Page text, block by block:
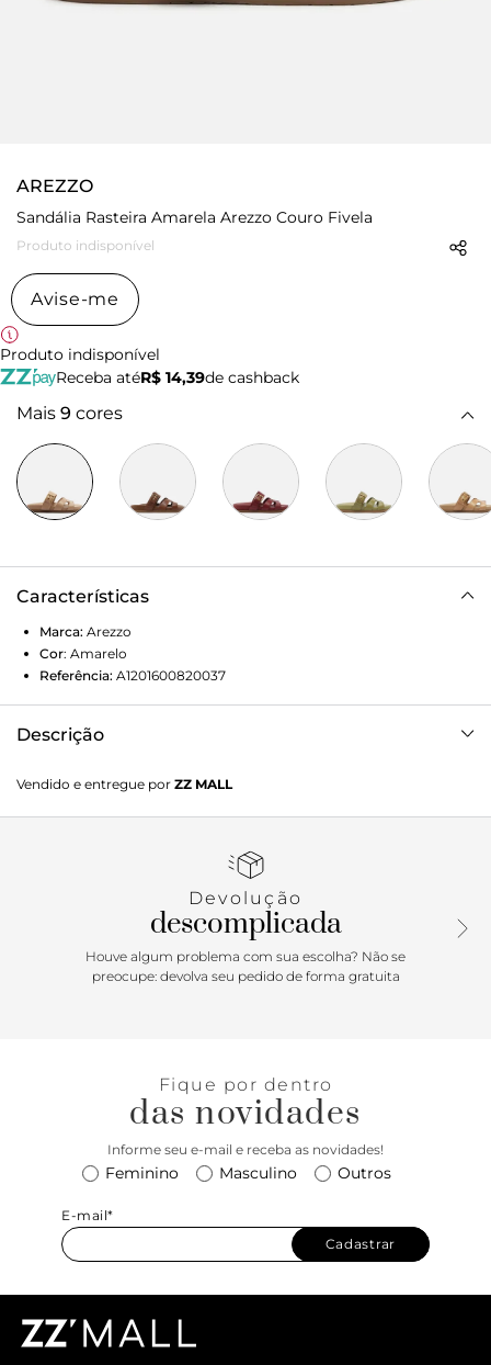
AREZZO
Sandália Rasteira Amarela Arezzo Couro Fivela
Produto indisponível
Avise-me
Produto indisponível
Receba atéR$ 14,39de cashback
Mais 9 cores
Características
Marca: Arezzo
Cor: Amarelo
Referência: A1201600820037
Descrição
rasteiro, palmilha em couro com formato anatômico e
gravação do nome da marca. Possui solado flatform, base
cabedal com tiras vazadas e formato H, além de costuras
superior do pé com fecho em fivela metálica lateral grande.
Deixa parte do pé à mostra.
Vendido e entregue por ZZ MALL
Devolução
descomplicada
Houve algum problema com sua escolha? Não se
preocupe: devolva seu pedido de forma gratuita
Fique por dentro
das novidades
Informe seu e-mail e receba as novidades!
Feminino Masculino Outros
E-mail*
Cadastrar